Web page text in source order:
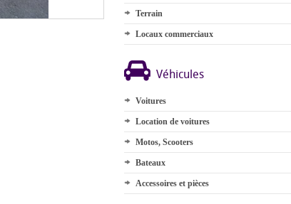
Terrain
Locaux commerciaux
Véhicules
Voitures
Location de voitures
Motos, Scooters
Bateaux
Accessoires et pièces